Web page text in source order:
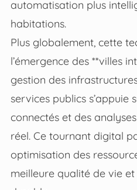
automatisation plus
habitations.
Plus globalement, cette
l’émergence des **villes
gestion des
services publics s’appuie
connectés et des
réel. Ce tournant digital
optimisation des
meilleure qualité de vie